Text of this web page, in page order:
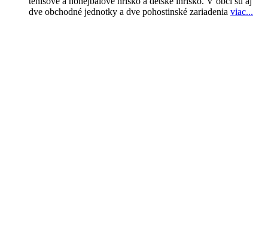
dve obchodné jednotky a dve pohostinské zariadenia viac...